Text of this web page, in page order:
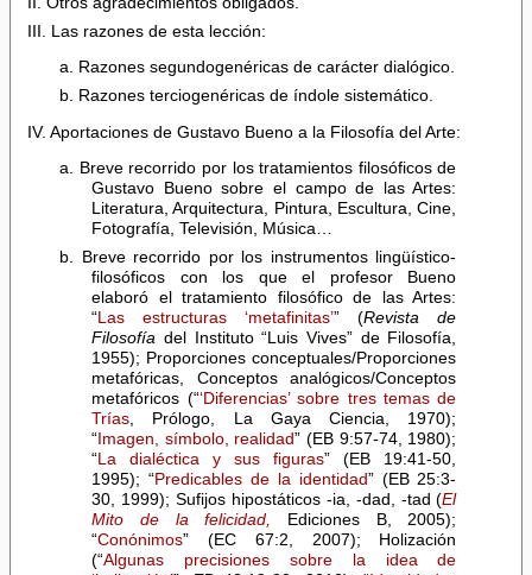
III. Las razones de esta lección:
a. Razones segundogenéricas de carácter dialógico.
b. Razones terciogenéricas de índole sistemático.
IV. Aportaciones de Gustavo Bueno a la Filosofía del Arte:
a. Breve recorrido por los tratamientos filosóficos de
Gustavo Bueno sobre el campo de las Artes:
Literatura, Arquitectura, Pintura, Escultura, Cine,
Fotografía, Televisión, Música…
b. Breve recorrido por los instrumentos lingüístico-
filosóficos con los que el profesor Bueno
elaboró el tratamiento filosófico de las Artes:
“Las estructuras ‘metafinitas’” (Revista de
Filosofía del Instituto “Luis Vives” de Filosofía,
1955); Proporciones conceptuales/Proporciones
metafóricas, Conceptos analógicos/Conceptos
metafóricos (“‘Diferencias’ sobre tres temas de
Trías, Prólogo, La Gaya Ciencia, 1970);
“ Imagen, símbolo, realidad” (EB 9:57-74, 1980);
“La dialéctica y sus figuras” (EB 19:41-50,
1995); “Predicables de la identidad” (EB 25:3-
30, 1999); Sufijos hipostáticos -ia, -dad, -tad (El
Mito de la felicidad, Ediciones B, 2005);
“Conónimos” (EC 67:2, 2007); Holización
(“Algunas precisiones sobre la idea de